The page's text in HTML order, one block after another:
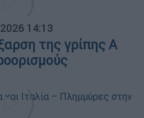
14:13
της γρίπης Α